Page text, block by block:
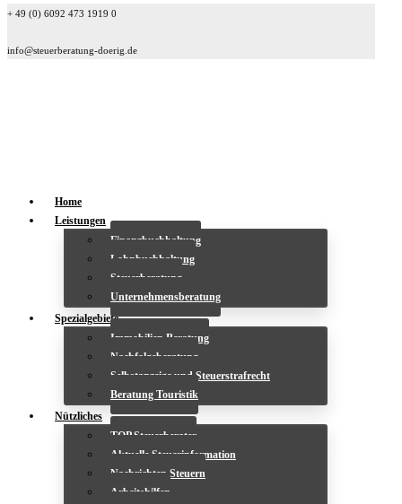
+ 49 (0) 6092 473 1919 0
info@steuerberatung-doerig.de
Home
Leistungen
Finanzbuchhaltung
Lohnbuchhaltung
Steuerberatung
Unternehmensberatung
Spezialgebiete
Immobilien Beratung
Nachfolgeberatung
Selbstanzeige und Steuerstrafrecht
Beratung Touristik
Nützliches
TOP Steuerberater
Aktuelle Steuerinformation
Nachrichten Steuern
Arbeitshilfen